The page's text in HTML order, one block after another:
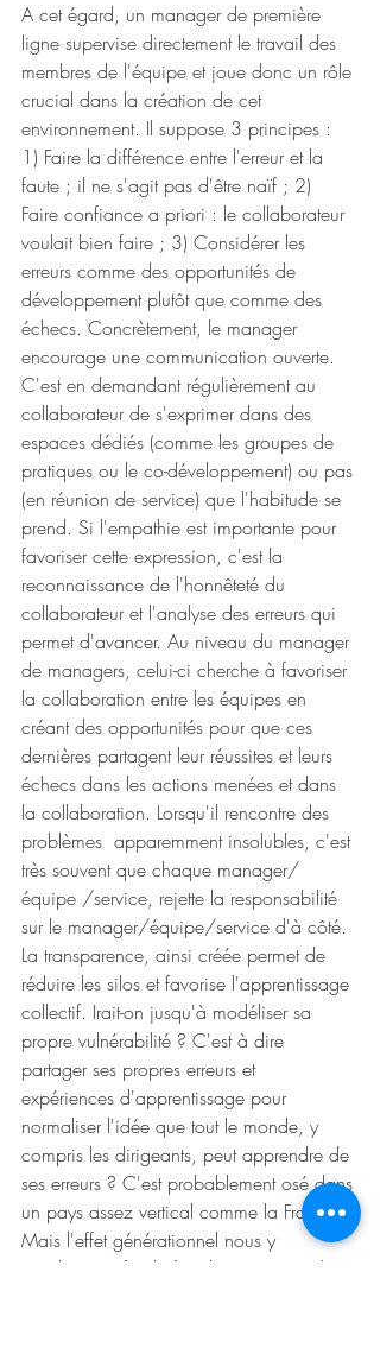
A cet égard, un manager de première
ligne supervise directement le travail des
membres de l'équipe et joue donc un rôle
crucial dans la création de cet
environnement. Il suppose 3 principes :
1) Faire la différence entre l'erreur et la
faute ; il ne s'agit pas d'être naïf ; 2)
Faire confiance a priori : le collaborateur
voulait bien faire ; 3) Considérer les
erreurs comme des opportunités de
développement plutôt que comme des
échecs. Concrètement, le manager
encourage une communication ouverte.
C'est en demandant régulièrement au
collaborateur de s'exprimer dans des
espaces dédiés (comme les groupes de
pratiques ou le co-développement) ou pas
(en réunion de service) que l'habitude se
prend. Si l'empathie est importante pour
favoriser cette expression, c'est la
reconnaissance de l'honnêteté du
collaborateur et l'analyse des erreurs qui
permet d'avancer. Au niveau du manager
de managers, celui-ci cherche à favoriser
la collaboration entre les équipes en
créant des opportunités pour que ces
dernières partagent leur réussites et leurs
échecs dans les actions menées et dans
la collaboration. Lorsqu'il rencontre des
problèmes  apparemment insolubles, c'est
très souvent que chaque manager/
équipe /service, rejette la responsabilité
sur le manager/équipe/service d'à côté.
La transparence, ainsi créée permet de
réduire les silos et favorise l'apprentissage
collectif. Irait-on jusqu'à modéliser sa
propre vulnérabilité ? C'est à dire
partager ses propres erreurs et
expériences d'apprentissage pour
normaliser l'idée que tout le monde, y
compris les dirigeants, peut apprendre de
ses erreurs ? C'est probablement osé dans
un pays assez vertical comme la France.
Mais l'effet générationnel nous y
conduira. Enfin, le fait de reconnaître les